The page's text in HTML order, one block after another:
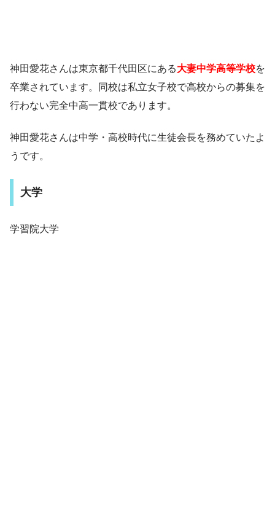
神田愛花さんは東京都千代田区にある大妻中学高等学校を
卒業されています。同校は私立女子校で高校からの募集を
行わない完全中高一貫校であります。
神田愛花さんは中学・高校時代に生徒会長を務めていたよ
うです。
大学
学習院大学